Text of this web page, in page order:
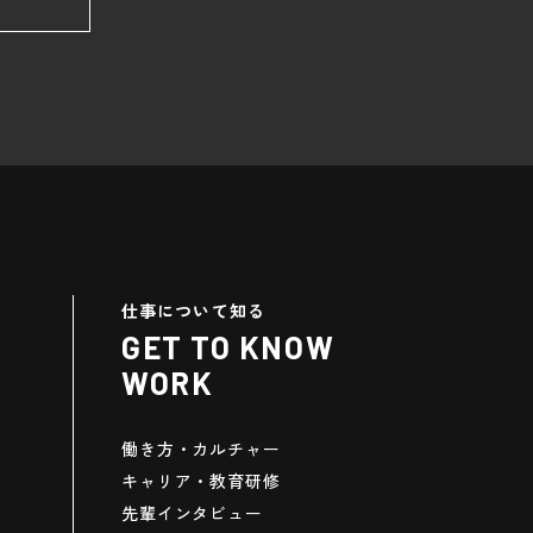
仕事について知る
GET TO KNOW
WORK
働き方・カルチャー
キャリア・教育研修
先輩インタビュー